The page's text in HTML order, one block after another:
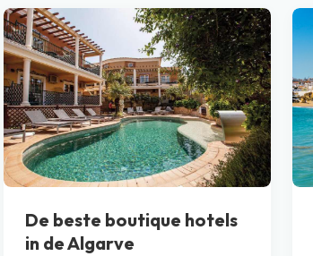
De beste boutique hotels
in de Algarve